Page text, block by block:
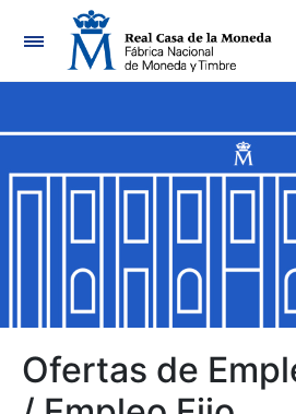
Navegación
Mostrar/Ocultar
Mostrar/Ocultar
Mostrar/Ocultar
Ofertas de